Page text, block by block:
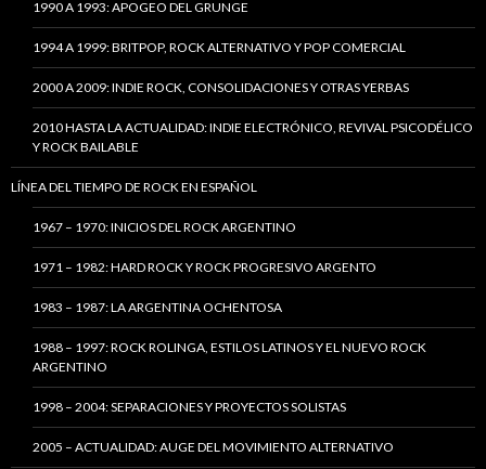
1990 A 1993: APOGEO DEL GRUNGE
1994 A 1999: BRITPOP, ROCK ALTERNATIVO Y POP COMERCIAL
2000 A 2009: INDIE ROCK, CONSOLIDACIONES Y OTRAS YERBAS
2010 HASTA LA ACTUALIDAD: INDIE ELECTRÓNICO, REVIVAL PSICODÉLICO
Y ROCK BAILABLE
LÍNEA DEL TIEMPO DE ROCK EN ESPAÑOL
1967 – 1970: INICIOS DEL ROCK ARGENTINO
1971 – 1982: HARD ROCK Y ROCK PROGRESIVO ARGENTO
1983 – 1987: LA ARGENTINA OCHENTOSA
1988 – 1997: ROCK ROLINGA, ESTILOS LATINOS Y EL NUEVO ROCK
ARGENTINO
1998 – 2004: SEPARACIONES Y PROYECTOS SOLISTAS
2005 – ACTUALIDAD: AUGE DEL MOVIMIENTO ALTERNATIVO